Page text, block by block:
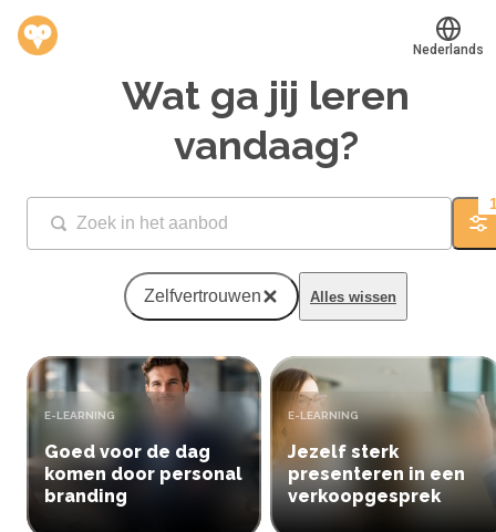
Werkvinders®
Bedrijven
Vacatures
Mijn leerplek
Voucher verzilveren
Account en hulp
Meer
Nederlands
Wat ga jij leren
vandaag?
Zelfvertrouwen Alles wissen
Goed voor de dag
komen door personal
branding
TYPE:
E-LEARNING
Jezelf sterk
presenteren in een
verkoopgesprek
TYPE:
E-LEARNING